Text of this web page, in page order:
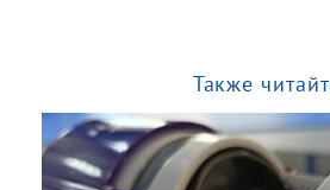
Также